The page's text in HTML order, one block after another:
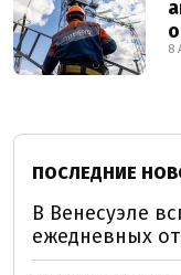
8
ПОСЛЕДНИЕ
В Венесуэле
ежедневных